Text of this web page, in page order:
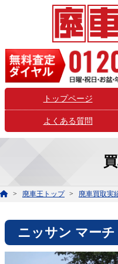
トップページ
よくある質問
廃車王トップ 廃車買取実
ニッサン マーチ